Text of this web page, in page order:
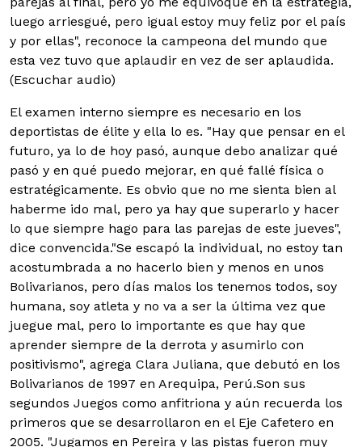
luego arriesgué, pero igual estoy muy feliz por el país
y por ellas", reconoce la campeona del mundo que
esta vez tuvo que aplaudir en vez de ser aplaudida.
(Escuchar audio)
El examen interno siempre es necesario en los
deportistas de élite y ella lo es. "Hay que pensar en el
futuro, ya lo de hoy pasó, aunque debo analizar qué
pasó y en qué puedo mejorar, en qué fallé física o
estratégicamente. Es obvio que no me sienta bien al
haberme ido mal, pero ya hay que superarlo y hacer
lo que siempre hago para las parejas de este jueves",
dice convencida."Se escapó la individual, no estoy tan
acostumbrada a no hacerlo bien y menos en unos
Bolivarianos, pero días malos los tenemos todos, soy
humana, soy atleta y no va a ser la última vez que
juegue mal, pero lo importante es que hay que
aprender siempre de la derrota y asumirlo con
positivismo", agrega Clara Juliana, que debutó en los
Bolivarianos de 1997 en Arequipa, Perú.Son sus
segundos Juegos como anfitriona y aún recuerda los
primeros que se desarrollaron en el Eje Cafetero en
2005. "Jugamos en Pereira y las pistas fueron muy